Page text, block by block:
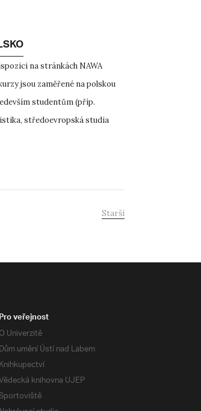
na stránkách NAWA
jsou zaměřené na polskou
studentům (příp.
středoevropská studia
Starší
Pro veřejnost
O Univerzitě
Dům umění Ústí nad Labem
Knihkupectví
knihovna UJEP